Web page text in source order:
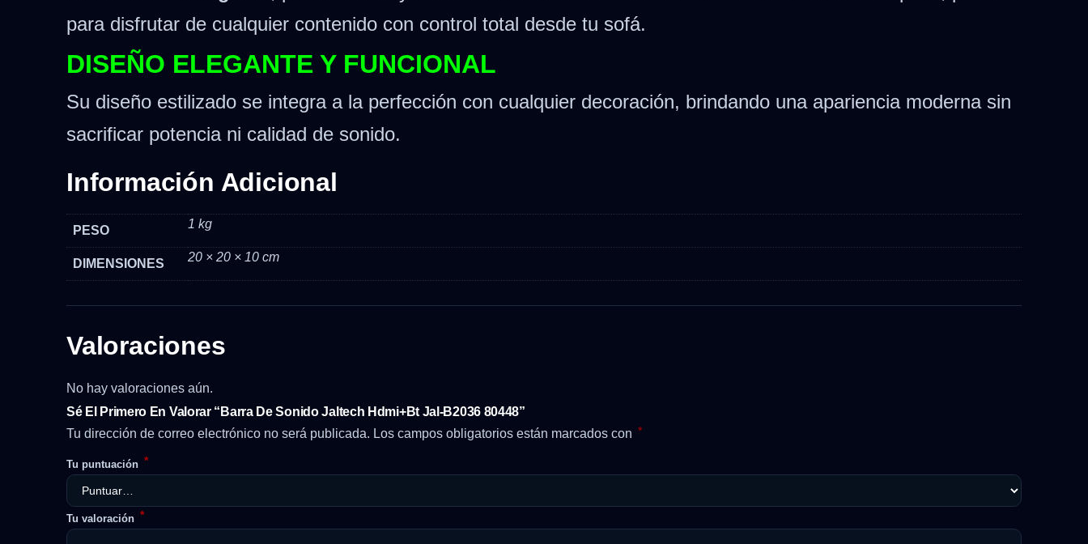
para disfrutar de cualquier contenido con control total desde tu sofá.
DISEÑO ELEGANTE Y FUNCIONAL
Su diseño estilizado se integra a la perfección con cualquier decoración, brindando una apariencia moderna sin
sacrificar potencia ni calidad de sonido.
Información Adicional
PESO 1 kg
DIMENSIONES 20 × 20 × 10 cm
Valoraciones
No hay valoraciones aún.
Sé El Primero En Valorar “Barra De Sonido Jaltech Hdmi+Bt Jal-B2036 80448”
Tu dirección de correo electrónico no será publicada. Los campos obligatorios están marcados con *
Tu puntuación *
Tu valoración *